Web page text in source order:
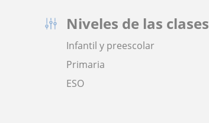
Niveles de las clases
Infantil y preescolar
Primaria
ESO